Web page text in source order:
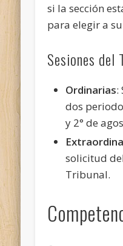
si la sección
para elegir a
Sesiones del
Ordinarias:
dos
y 2° de
solicitud
Tribunal.